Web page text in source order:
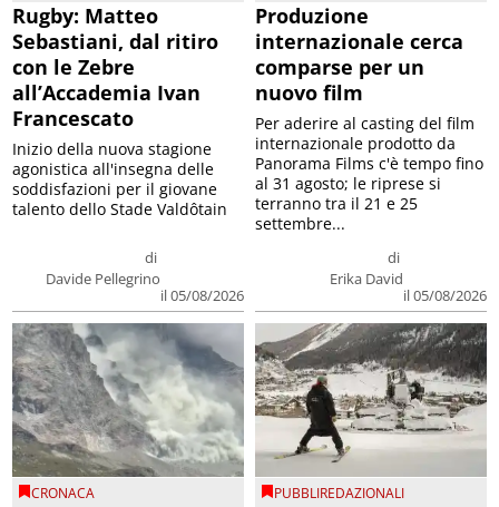
Rugby: Matteo
Sebastiani, dal ritiro
con le Zebre
all’Accademia Ivan
Francescato
di
Davide Pellegrino
il 05/08/2026
Inizio della nuova stagione
agonistica all'insegna delle
soddisfazioni per il giovane
talento dello Stade Valdôtain
Produzione
internazionale cerca
comparse per un
nuovo film
di
Erika David
il 05/08/2026
Per aderire al casting del film
internazionale prodotto da
Panorama Films c'è tempo fino
al 31 agosto; le riprese si
terranno tra il 21 e 25
settembre...
CRONACA PUBBLIREDAZIONALI